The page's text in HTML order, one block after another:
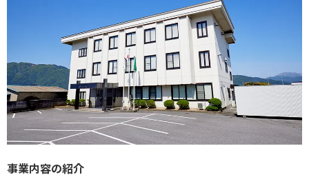
事業内容の紹介